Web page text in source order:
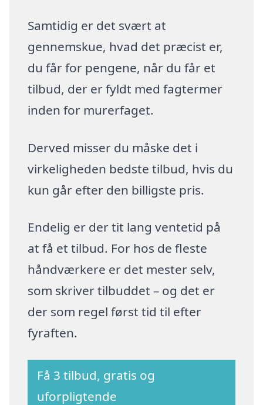
Samtidig er det svært at
gennemskue, hvad det præcist er,
du får for pengene, når du får et
tilbud, der er fyldt med fagtermer
inden for murerfaget.
Derved misser du måske det i
virkeligheden bedste tilbud, hvis du
kun går efter den billigste pris.
Endelig er der tit lang ventetid på
at få et tilbud. For hos de fleste
håndværkere er det mester selv,
som skriver tilbuddet – og det er
der som regel først tid til efter
fyraften.
Få 3 tilbud, gratis og
uforpligtende